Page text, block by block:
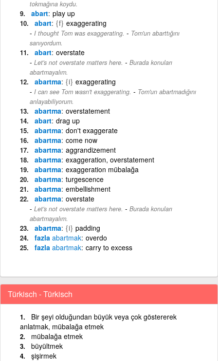
tokmağına koydu.
abart play up
abart {f} exaggerating
I thought Tom was exaggerating. - Tom'un abarttığını
sanıyordum.
abart overstate
Let's not overstate matters here. - Burada konuları
abartmayalım.
abartma {i} exaggerating
I can see Tom wasn't exaggerating. - Tom'un abartmadığını
anlayabiliyorum.
abartma overstatement
abart drag up
abartma don't exaggerate
abartma come now
abartma aggrandizement
abartma exaggeration, overstatement
abartma exaggeration mübalağa
abartma turgescence
abartma embellishment
abartma overstate
Let's not overstate matters here. - Burada konuları
abartmayalım.
abartma {i} padding
fazla abartmak overdo
fazla abartmak carry to excess
Türkisch - Türkisch
Bir şeyi olduğundan büyük veya çok göstererek
anlatmak, mübalağa etmek
mübalağa etmek
büyültmek
şişirmek